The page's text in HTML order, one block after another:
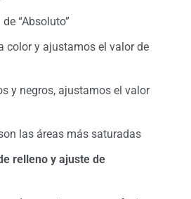
“Absoluto”
color y ajustamos el valor de
y negros, ajustamos el valor
las áreas más saturadas
relleno y ajuste de